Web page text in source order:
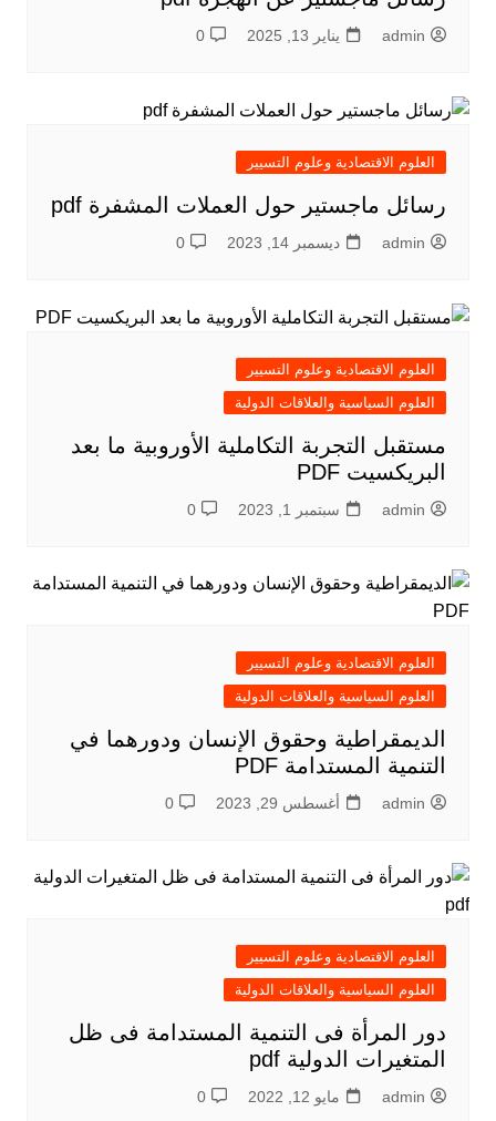
admin يناير 13, 2025 0
العلوم الاقتصادية وعلوم التسيير
رسائل ماجستير حول العملات المشفرة pdf
admin ديسمبر 14, 2023 0
العلوم الاقتصادية وعلوم التسيير
العلوم السياسية والعلاقات الدولية
مستقبل التجربة التكاملية الأوروبية ما بعد
البريكسيت PDF
admin سبتمبر 1, 2023 0
العلوم الاقتصادية وعلوم التسيير
العلوم السياسية والعلاقات الدولية
الديمقراطية وحقوق الإنسان ودورهما في
التنمية المستدامة PDF
admin أغسطس 29, 2023 0
العلوم الاقتصادية وعلوم التسيير
العلوم السياسية والعلاقات الدولية
دور المرأة فى التنمية المستدامة فى ظل
المتغيرات الدولية pdf
admin مايو 12, 2022 0